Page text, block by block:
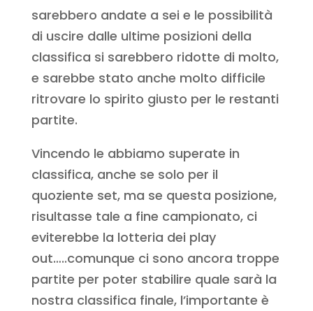
sarebbero andate a sei e le possibilità
di uscire dalle ultime posizioni della
classifica si sarebbero ridotte di molto,
e sarebbe stato anche molto difficile
ritrovare lo spirito giusto per le restanti
partite.
Vincendo le abbiamo superate in
classifica, anche se solo per il
quoziente set, ma se questa posizione,
risultasse tale a fine campionato, ci
eviterebbe la lotteria dei play
out…..comunque ci sono ancora troppe
partite per poter stabilire quale sarà la
nostra classifica finale, l’importante è